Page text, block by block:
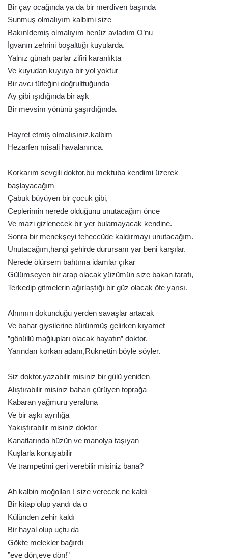
Bir çay ocağında ya da bir merdiven başında
Sunmuş olmalıyım kalbimi size
Bakın!demiş olmalıyım henüz avladım O’nu
İgvanın zehrini boşalttığı kuyularda.
Yalnız günah parlar zifiri karanlıkta
Ve kuyudan kuyuya bir yol yoktur
Bir avcı tüfeğini doğrulttuğunda
Ay gibi ışıdığında bir aşk
Bir mevsim yönünü şaşırdığında.
Hayret etmiş olmalısınız,kalbim
Hezarfen misali havalanınca.
Korkarım sevgili doktor,bu mektuba kendimi üzerek
başlayacağım
Çabuk büyüyen bir çocuk gibi,
Ceplerimin nerede olduğunu unutacağım önce
Ve mazi gizlenecek bir yer bulamayacak kendine.
Sonra bir menekşeyi teheccüde kaldırmayı unutacağım.
Unutacağım,hangi şehirde durursam yar beni karşılar.
Nerede ölürsem bahtıma idamlar çıkar
Gülümseyen bir arap olacak yüzümün size bakan tarafı,
Terkedip gitmelerin ağırlaştığı bir güz olacak öte yarısı.
Alnımın dokunduğu yerden savaşlar artacak
Ve bahar giysilerine bürünmüş gelirken kıyamet
”gönüllü mağlupları olacak hayatın” doktor.
Yarından korkan adam,Ruknettin böyle söyler.
Siz doktor,yazabilir misiniz bir gülü yeniden
Alıştırabilir misiniz baharı çürüyen toprağa
Kabaran yağmuru yeraltına
Ve bir aşkı ayrılığa
Yakıştırabilir misiniz doktor
Kanatlarında hüzün ve manolya taşıyan
Kuşlarla konuşabilir
Ve trampetimi geri verebilir misiniz bana?
Ah kalbin moğolları ! size verecek ne kaldı
Bir kitap olup yandı da o
Külünden zehir kaldı
Bir hayal olup uçtu da
Gökte melekler bağırdı
”eve dön,eve dön!”